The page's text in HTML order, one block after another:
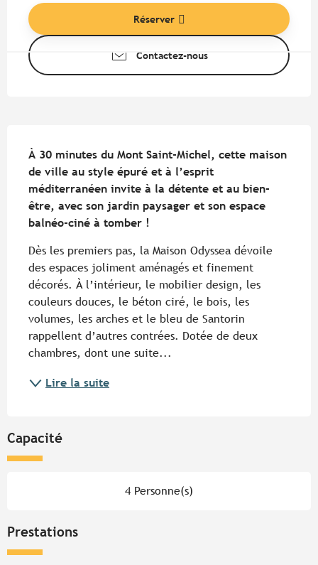
Réserver
Contactez-nous
À 30 minutes du Mont Saint-Michel, cette maison
de ville au style épuré et à l’esprit
méditerranéen invite à la détente et au bien-
être, avec son jardin paysager et son espace
balnéo-ciné à tomber !
Dès les premiers pas, la Maison Odyssea dévoile
des espaces joliment aménagés et finement
décorés. À l’intérieur, le mobilier design, les
couleurs douces, le béton ciré, le bois, les
volumes, les arches et le bleu de Santorin
rappellent d’autres contrées. Dotée de deux
chambres, dont une suite...
Lire la suite
Capacité
4 Personne(s)
Prestations